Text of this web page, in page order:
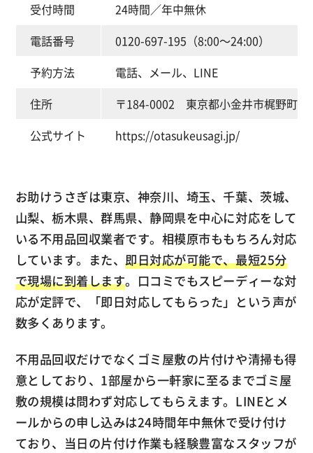
受付時間
24時間／年中無休
電話番号
0120-697-195（8:00～24:00）
予約方法
電話、メール、LINE
住所
〒184-0002 東京都小金井市梶野町3-
公式サイト
https://otasukeusagi.jp/
お助けうさぎは東京、神奈川、埼玉、千葉、茨城、
山梨、栃木県、群馬県、静岡県を中心に対応をして
いる不用品回収業者です。相模原市ももちろん対応
しています。また、即日対応が可能で、最短25分
で現場に到着します。口コミでもスピーディーな対
応が定評で、「即日対応してもらった」という声が
数多くあります。
不用品回収だけでなくゴミ屋敷の片付けや清掃も得
意としており、1部屋から一軒家に至るまでゴミ屋
敷の規模は問わず対応してもらえます。LINEとメ
ールからの申し込みは24時間年中無休で受け付け
ており、当日の片付け作業も経験豊富なスタッフが